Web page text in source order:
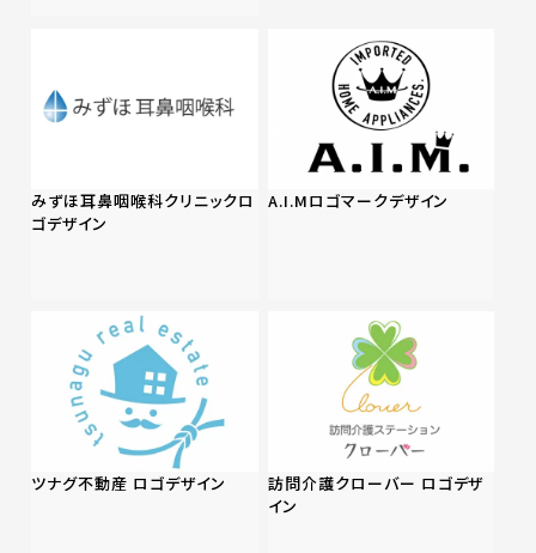
みずほ耳鼻咽喉科クリニックロ
ゴデザイン
A.I.Mロゴマークデザイン
ツナグ不動産 ロゴデザイン
訪問介護クローバー ロゴデザ
イン